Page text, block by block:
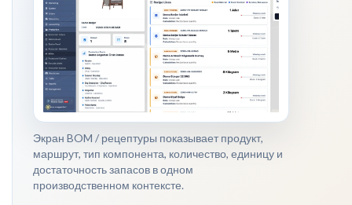
Экран BOM / рецептуры показывает продукт,
маршрут, тип компонента, количество, единицу и
достаточность запасов в одном
производственном контексте.